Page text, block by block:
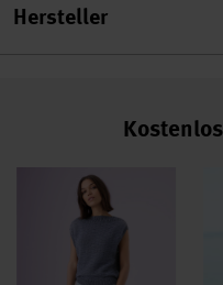
Hersteller